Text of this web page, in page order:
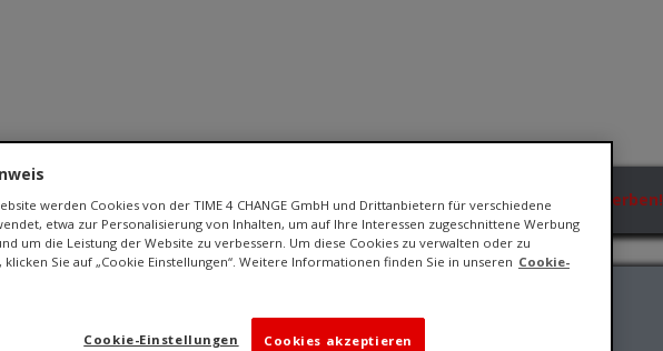
Karriere Coaching Wir über uns Kontakt Jetzt bewerben!
werden Cookies von der TIME 4 CHANGE GmbH und Drittanbietern für verschiedene
etwa zur Personalisierung von Inhalten, um auf Ihre Interessen zugeschnittene Werbung
um die Leistung der Website zu verbessern. Um diese Cookies zu verwalten oder zu
klicken Sie auf „Cookie Einstellungen“. Weitere Informationen finden Sie in unseren Cookie-
Cookies akzeptieren
Cookie-Einstellungen